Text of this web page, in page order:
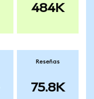
484K
Reseñas
75.8K